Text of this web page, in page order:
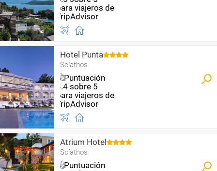
Hotel Punta
Scíathos
Atrium Hotel
Scíathos